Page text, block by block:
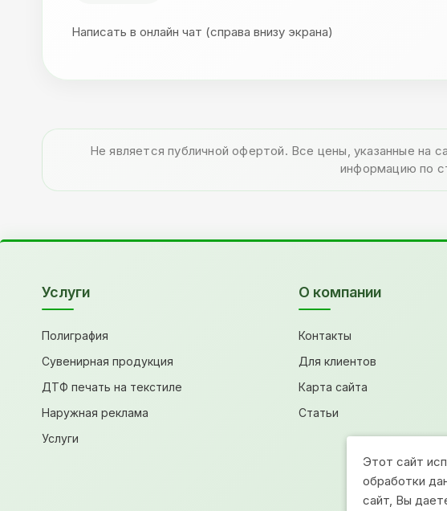
Написать в онлайн чат (справа внизу экрана)
Не является публичной офертой. Все цены, указанные на
информацию по
Услуги
Полиграфия
Сувенирная продукция
ДТФ печать на текстиле
Наружная реклама
Услуги
О компании
Контакты
Для клиентов
Карта сайта
Статьи
Этот сайт
обработки
сайт, Вы